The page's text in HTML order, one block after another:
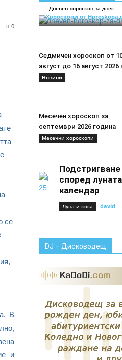
0
се
В
и
Дневен хороскоп за днес
Хороскопи от
Седмичен хороскоп от
август до 16 август 2026
Новини
Месечен хороскоп за
септември 2026 година
Месечни хороскопи
Подстригване
според
календар
Луна и коса david
DJ – Дисководещ